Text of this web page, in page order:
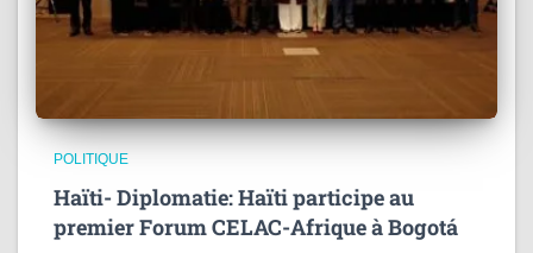
POLITIQUE
Haïti- Diplomatie: Haïti participe au
premier Forum CELAC-Afrique à Bogotá